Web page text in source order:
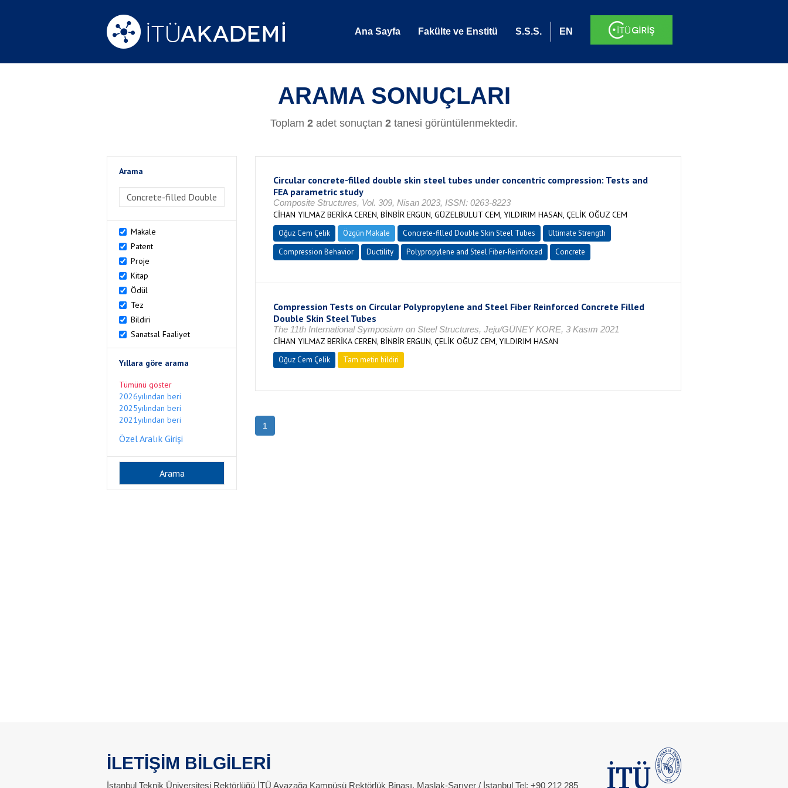
Ana Sayfa Fakülte ve Enstitü S.S.S. EN
ARAMA SONUÇLARI
Toplam 2 adet sonuçtan 2 tanesi görüntülenmektedir.
Arama
>Arama
Makale
Patent
Proje
Kitap
Ödül
Tez
Bildiri
Sanatsal Faaliyet
Yıllara göre arama
Tümünü göster
2026yılından beri
2025yılından beri
2021yılından beri
Özel Aralık Girişi
Circular concrete-filled double skin steel tubes under concentric compression: Tests and
FEA parametric study
Composite Structures, Vol. 309, Nisan 2023, ISSN: 0263-8223
CİHAN YILMAZ BERİKA CEREN, BİNBİR ERGUN, GÜZELBULUT CEM, YILDIRIM HASAN, ÇELİK OĞUZ CEM
Oğuz Cem Çelik Özgün Makale Concrete-filled Double Skin Steel Tubes
Ultimate Strength
Compression Behavior
Ductility Polypropylene and Steel Fiber-Reinforced Concrete
Compression Tests on Circular Polypropylene and Steel Fiber Reinforced Concrete Filled
Double Skin Steel Tubes
The 11th International Symposium on Steel Structures, Jeju/GÜNEY KORE, 3 Kasım 2021
CİHAN YILMAZ BERİKA CEREN, BİNBİR ERGUN, ÇELİK OĞUZ CEM, YILDIRIM HASAN
Oğuz Cem Çelik Tam metin bildiri
1
İLETİŞİM BİLGİLERİ
İstanbul Teknik Üniversitesi Rektörlüğü İTÜ Ayazağa Kampüsü Rektörlük Binası, Maslak-Sarıyer / İstanbul Tel: +90 212 285